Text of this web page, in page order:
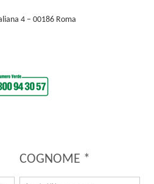
4 – 00186 Roma
COGNOME *